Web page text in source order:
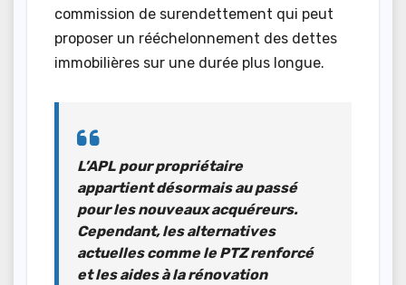
commission de surendettement qui peut
proposer un rééchelonnement des dettes
immobilières sur une durée plus longue.
L’APL pour propriétaire
appartient désormais au passé
pour les nouveaux acquéreurs.
Cependant, les alternatives
actuelles comme le PTZ renforcé
et les aides à la rénovation